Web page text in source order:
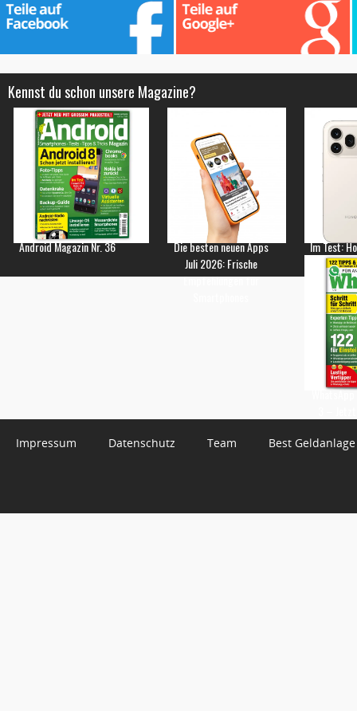
Kennst du schon unsere Magazine?
Android Magazin Nr. 36
Die besten neuen Apps
Juli 2026: Frische
Empfehlungen für
Im Test:
Impressum Datenschutz Team Best Geldanlage